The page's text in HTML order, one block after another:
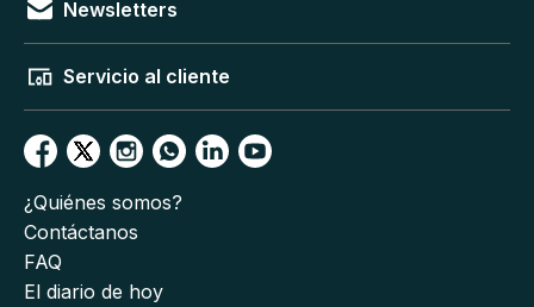
Newsletters
Servicio al cliente
¿Quiénes somos?
Contáctanos
FAQ
El diario de hoy